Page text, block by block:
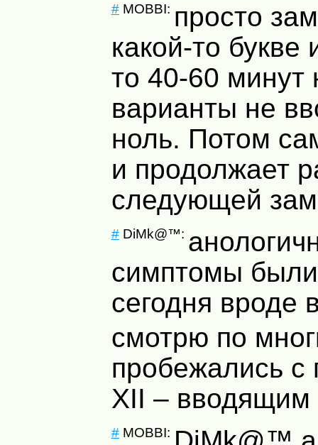
#MOBBI: просто
какой-то букве
то 40-60 минут
варианты не
ноль. Потом
и продолжает
следующей
#DiMk@™:
симптомы
сегодня вроде
смотрю по
пробежались с
ХII – вводящим
#MOBBI: